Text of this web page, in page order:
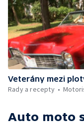
Veterány mezi
Rady a recepty
Auto moto